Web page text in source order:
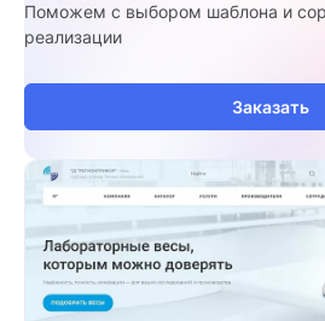
Поможем с выбором шаблона и
реализации
Заказать